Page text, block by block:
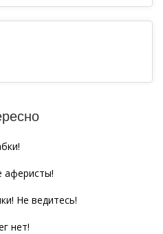
аферисты!
Не ведитесь!
нет!